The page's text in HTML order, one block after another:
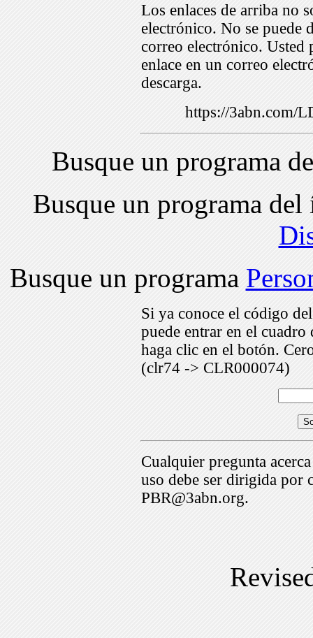
Los enlaces de arriba no
electrónico. No se puede
correo electrónico. Usted
enlace en un correo
descarga.
https://3abn.com/
Busque un programa
Busque un programa
Busque un programa
Si ya conoce el código
puede entrar en el
haga clic en el botón.
(clr74 -> CLR000074)
Cualquier pregunta
uso debe ser dirigida por
PBR@3abn.org.